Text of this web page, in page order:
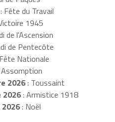
: Fête du Travail
1945
de l'Ascension
de Pentecôte
Nationale
2026: Toussaint
2026: Armistice 1918
: Noël